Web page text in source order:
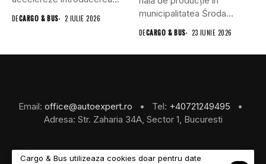
vehiculelor autonome în...
DECARGO & BUS 2 IULIE 2026
municipalitatea Środa
Wielkopolska....
DECARGO & BUS 23 IUNIE 2026
Email: office@autoexpert.ro • Tel: +40721249495
•
Adresa: Str. Zaharia 34A, Sector 1, Bucuresti
Cargo & Bus utilizeaza cookies doar pentru date